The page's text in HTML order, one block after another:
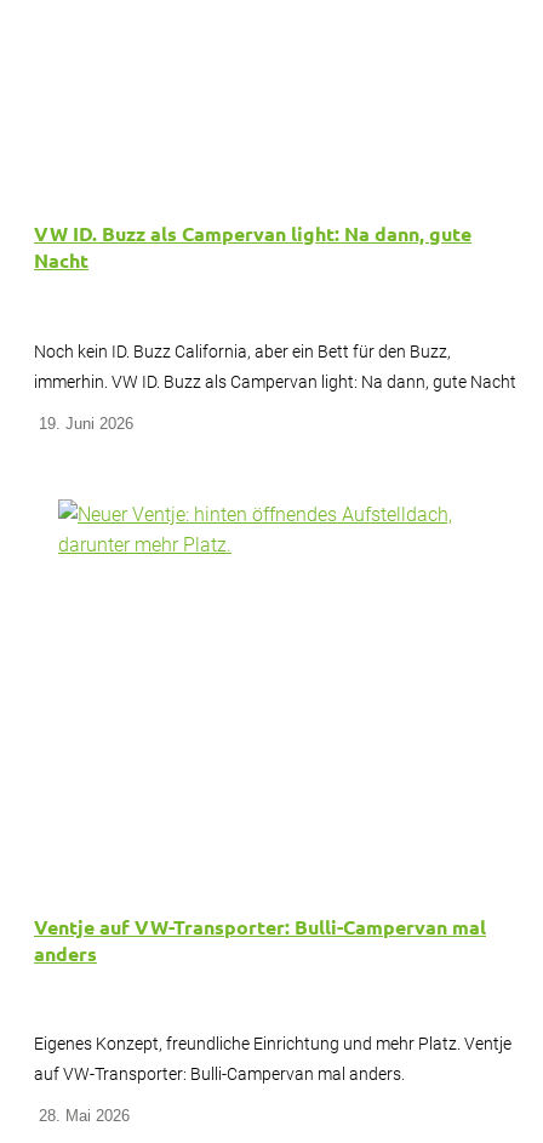
VW ID. Buzz als Campervan light: Na dann, gute
Nacht
Noch kein ID. Buzz California, aber ein Bett für den Buzz,
immerhin. VW ID. Buzz als Campervan light: Na dann, gute Nacht
19. Juni 2026
Ventje auf VW-Transporter: Bulli-Campervan mal
anders
Eigenes Konzept, freundliche Einrichtung und mehr Platz. Ventje
auf VW-Transporter: Bulli-Campervan mal anders.
28. Mai 2026